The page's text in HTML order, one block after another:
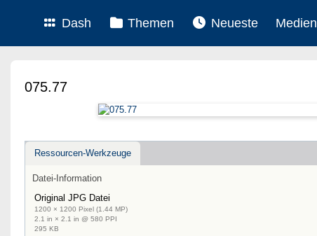
Dash Themen Neueste Medien
075.77
Ressourcen-Werkzeuge
Datei-Information
Original JPG Datei
1200 × 1200 Pixel (1.44 MP)
2.1 in × 2.1 in @ 580 PPI
295 KB